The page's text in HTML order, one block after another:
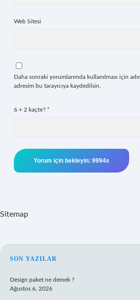
Web Sitesi
Daha sonraki yorumlarımda kullanılması için
adresim bu tarayıcıya kaydedilsin.
6 + 2 kaçtır? *
Sitemap
SIDEBAR
SON YAZILAR
Design paket ne demek ?
Ağustos 6, 2026